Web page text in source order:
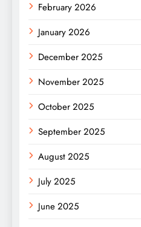
February 2026
January 2026
December 2025
November 2025
October 2025
September 2025
August 2025
July 2025
June 2025